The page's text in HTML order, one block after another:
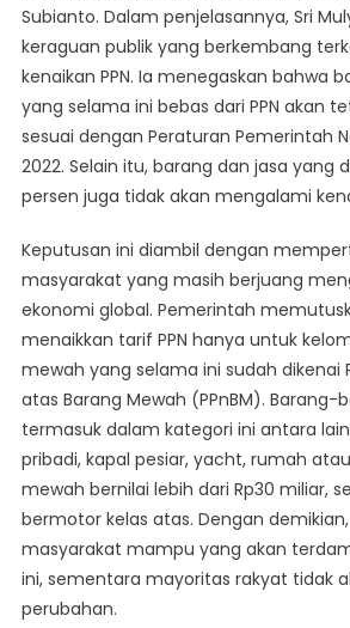
Subianto. Dalam penjelasannya, Sri
keraguan publik yang berkembang
kenaikan PPN. Ia menegaskan bahwa
yang selama ini bebas dari PPN akan
sesuai dengan Peraturan Pemerintah
2022. Selain itu, barang dan jasa yang
persen juga tidak akan mengalami
Keputusan ini diambil dengan
masyarakat yang masih berjuang
ekonomi global. Pemerintah
menaikkan tarif PPN hanya untuk
mewah yang selama ini sudah dikenai
atas Barang Mewah (PPnBM). Barang-
termasuk dalam kategori ini antara
pribadi, kapal pesiar, yacht, rumah
mewah bernilai lebih dari Rp30 miliar,
bermotor kelas atas. Dengan
masyarakat mampu yang akan
ini, sementara mayoritas rakyat tidak
perubahan.